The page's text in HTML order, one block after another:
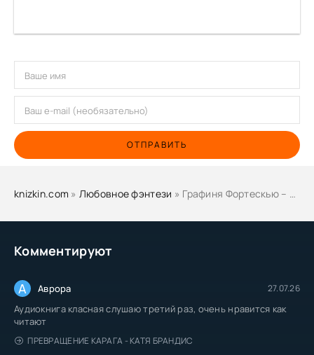
Комментируют
А Аврора 27.07.26
Аудиокнига класная слушаю третий раз, очень нравится как
читают
ПРЕВРАЩЕНИЕ КАРАГА - КАТЯ БРАНДИС
ОТПРАВИТЬ
knizkin.com » Любовное фэнтези » Графиня Фортескью – жена фермера - Эва Гринерс